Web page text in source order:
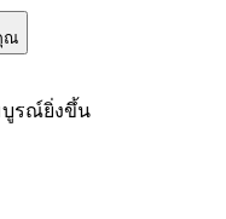
ณ
บูรณ์ยิ่งขึ้น